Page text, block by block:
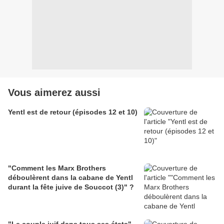
Vous aimerez aussi
Yentl est de retour (épisodes 12 et 10)
"Comment les Marx Brothers
déboulèrent dans la cabane de Yentl
durant la fête juive de Souccot (3)" ?